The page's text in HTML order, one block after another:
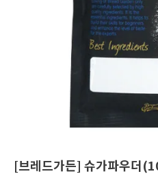
[브레드가든] 슈가파우더